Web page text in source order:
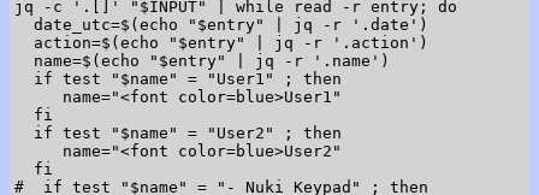
jq -c '.[]' "$INPUT" | while read -r entry; do
  date_utc=$(echo "$entry" | jq -r '.date')
  action=$(echo "$entry" | jq -r '.action')
  name=$(echo "$entry" | jq -r '.name')
  if test "$name" = "User1" ; then
     name="<font color=blue>User1"
  fi
  if test "$name" = "User2" ; then
     name="<font color=blue>User2"
  fi
#  if test "$name" = "- Nuki Keypad" ; then